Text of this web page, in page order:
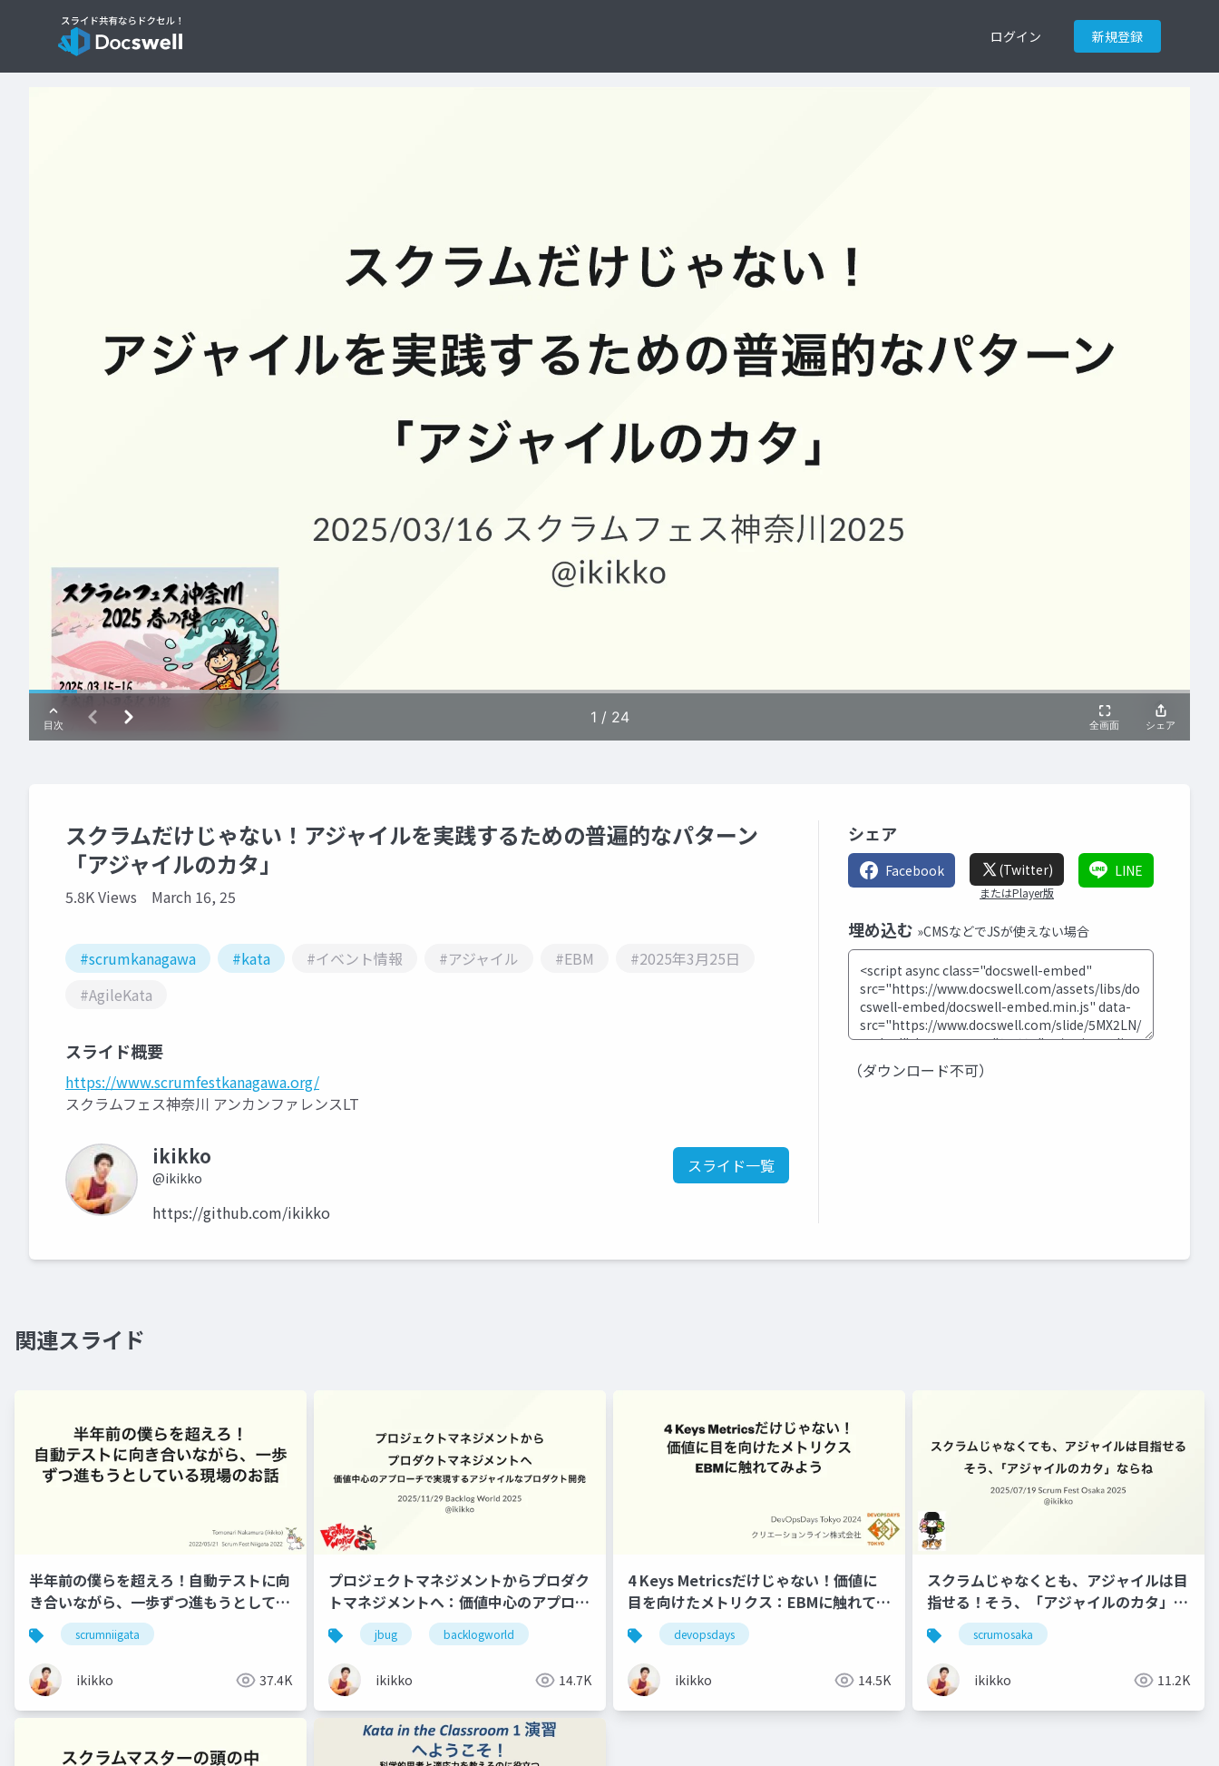
ログイン 新規登録
スクラムだけじゃない！アジャイルを実践するための普遍的なパターン
「アジャイルのカタ」
5.8K Views March 16, 25
#scrumkanagawa #kata #イベント情報 #アジャイル #EBM
#2025年3月25日
#AgileKata
スライド概要
https://www.scrumfestkanagawa.org/
スクラムフェス神奈川 アンカンファレンスLT
ikikko
@ikikko
スライド一覧
https://github.com/ikikko
シェア
Facebook (Twitter)
またはPlayer版
LINE
埋め込む »CMSなどでJSが使えない場合
（ダウンロード不可）
関連スライド
半年前の僕らを超えろ！自動テストに向
き合いながら、一歩ずつ進もうとしてい
る現場のお話
scrumniigata
ikikko 37.4K
プロジェクトマネジメントからプロダク
トマネジメントへ：価値中心のアプロー
チで実現するアジャイルなプロダクト開
発
jbug backlogworld
ikikko 14.7K
4 Keys Metricsだけじゃない！価値に
目を向けたメトリクス：EBMに触れてみ
よう
devopsdays
ikikko 14.5K
スクラムじゃなくとも、アジャイルは目
指せる！そう、「アジャイルのカタ」な
らね
scrumosaka
ikikko 11.2K